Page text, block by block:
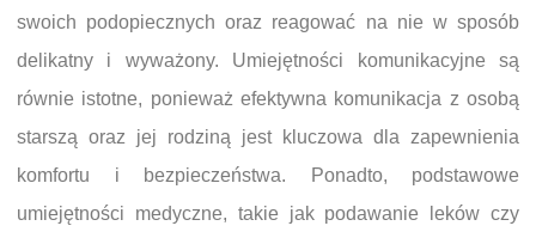
swoich podopiecznych oraz reagować na nie w sposób
delikatny i wyważony. Umiejętności komunikacyjne są
równie istotne, ponieważ efektywna komunikacja z osobą
starszą oraz jej rodziną jest kluczowa dla zapewnienia
komfortu i bezpieczeństwa. Ponadto, podstawowe
umiejętności medyczne, takie jak podawanie leków czy